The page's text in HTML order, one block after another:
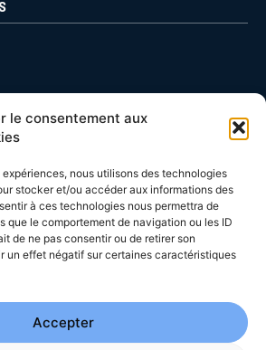
le consentement aux
nous utilisons des technologies
stocker et/ou accéder aux informations des
à ces technologies nous permettra de
que le comportement de navigation ou les ID
de ne pas consentir ou de retirer son
un effet négatif sur certaines caractéristiques
Accepter